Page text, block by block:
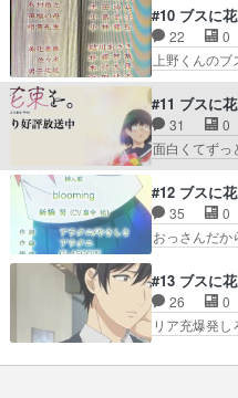
っちゃ良い
い、何だこ
誕生日の日
やったなと
くん、2人と
花火回すご
し次回もわ
した後提供
っと可愛い
える。ただ
#10 ブスに花
22 0
上野くんの
反田くんが
目の文化祭
だけで無限
ん目線の回
高めようと
も鶯谷して
な鶯谷さん
す。配役決
#11 ブスに花
31 0
面白くてず
て言葉が、
EDじゃなく
んグロスを
本当に良か
思えない胸
は生演奏ラ
かってて告
でしょ！鶯
#12 ブスに花
35 0
おっさんだ
作品、柔道
ェクト超人
だあるのか
す五反田が
#13 ブスに花
26 0
リア充爆発
と涙しなが